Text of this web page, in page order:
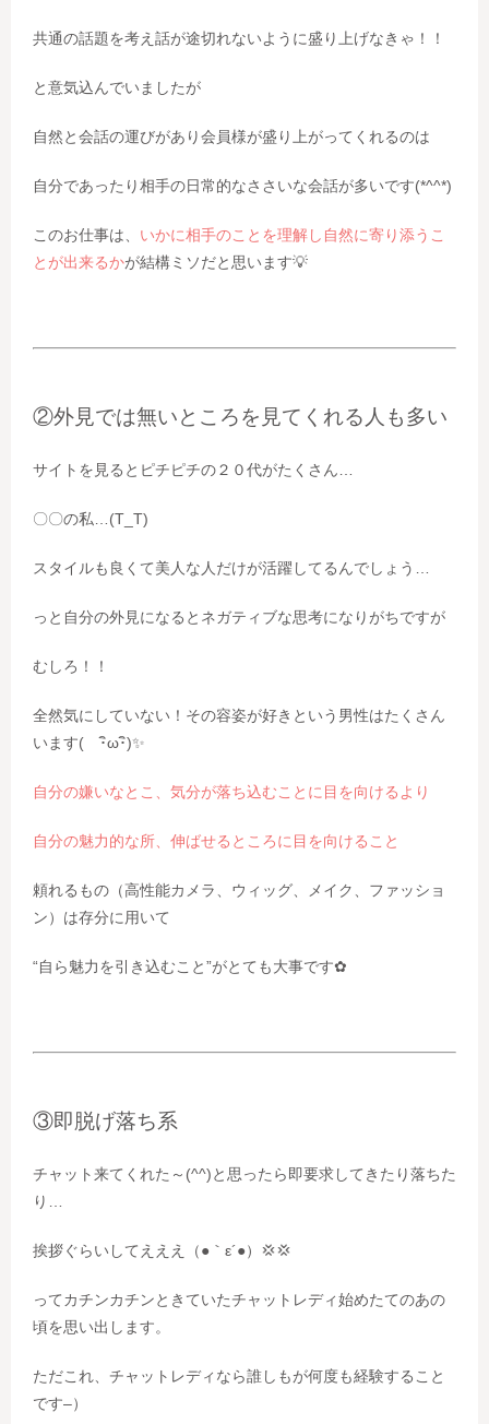
共通の話題を考え話が途切れないように盛り上げなきゃ！！
と意気込んでいましたが
自然と会話の運びがあり会員様が盛り上がってくれるのは
自分であったり相手の日常的なささいな会話が多いです(*^^*)
このお仕事は、 いかに相手のことを理解し自然に寄り添うこ
とが出来るかが結構ミソだと思います💡
②外見では無いところを見てくれる人も多い
サイトを見るとピチピチの２０代がたくさん…
〇〇の私…(T_T)
スタイルも良くて美人な人だけが活躍してるんでしょう…
っと自分の外見になるとネガティブな思考になりがちですが
むしろ！！
全然気にしていない！その容姿が好きという男性はたくさん
います( ･ิω･ิ)✨️
自分の嫌いなとこ、気分が落ち込むことに目を向けるより
自分の魅力的な所、伸ばせるところに目を向けること
頼れるもの（高性能カメラ、ウィッグ、メイク、ファッショ
ン）は存分に用いて
“自ら魅力を引き込むこと”がとても大事です✿
③即脱げ落ち系
チャット来てくれた～(^^)と思ったら即要求してきたり落ちた
り…
挨拶ぐらいしてえええ（●｀ε´●）💢💢
ってカチンカチンときていたチャットレディ始めたてのあの
頃を思い出します。
ただこれ、チャットレディなら誰しもが何度も経験すること
です–）